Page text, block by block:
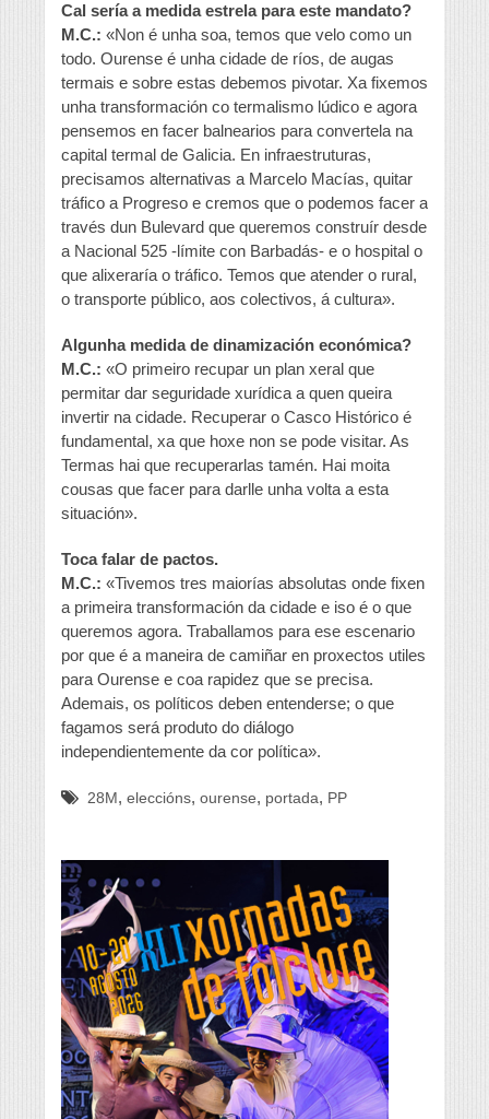
Cal sería a medida estrela para este mandato?
M.C.: «Non é unha soa, temos que velo como un
todo. Ourense é unha cidade de ríos, de augas
termais e sobre estas debemos pivotar. Xa fixemos
unha transformación co termalismo lúdico e agora
pensemos en facer balnearios para convertela na
capital termal de Galicia. En infraestruturas,
precisamos alternativas a Marcelo Macías, quitar
tráfico a Progreso e cremos que o podemos facer a
través dun Bulevard que queremos construír desde
a Nacional 525 -límite con Barbadás- e o hospital o
que alixeraría o tráfico. Temos que atender o rural,
o transporte público, aos colectivos, á cultura».
Algunha medida de dinamización económica?
M.C.: «O primeiro recupar un plan xeral que
permitar dar seguridade xurídica a quen queira
invertir na cidade. Recuperar o Casco Histórico é
fundamental, xa que hoxe non se pode visitar. As
Termas hai que recuperarlas tamén. Hai moita
cousas que facer para darlle unha volta a esta
situación».
Toca falar de pactos.
M.C.: «Tivemos tres maiorías absolutas onde fixen
a primeira transformación da cidade e iso é o que
queremos agora. Traballamos para ese escenario
por que é a maneira de camiñar en proxectos utiles
para Ourense e coa rapidez que se precisa.
Ademais, os políticos deben entenderse; o que
fagamos será produto do diálogo
independientemente da cor política».
28M , eleccións, ourense, portada, PP